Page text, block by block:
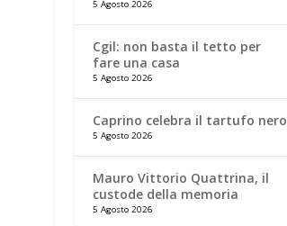
5 Agosto 2026
Cgil: non basta il tetto per
fare una casa
5 Agosto 2026
Caprino celebra il tartufo nero
5 Agosto 2026
Mauro Vittorio Quattrina, il
custode della memoria
5 Agosto 2026